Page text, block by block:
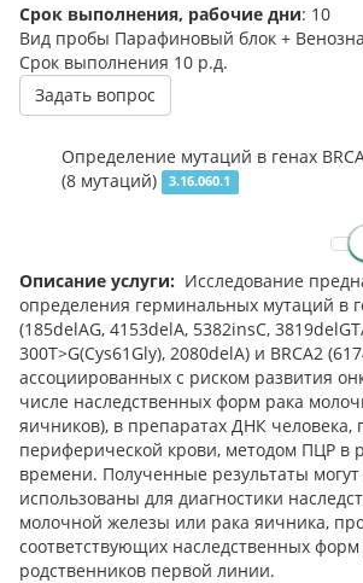
Срок выполнения, рабочие дни: 10
Вид пробы Парафиновый блок +
Срок выполнения 10 р.д.
Задать вопрос
Определение мутаций в генах
(8 мутаций)
3.16.060.1
Описание услуги: Исследование
определения герминальных мутаций в
(185delAG, 4153delA, 5382insC,
300T>G(Cys61Gly), 2080delA) и BRCA2
ассоциированных с риском развития
числе наследственных форм рака
яичников), в препаратах ДНК человека,
периферической крови, методом ПЦР в
времени. Полученные результаты
использованы для диагностики
молочной железы или рака яичника,
соответствующих наследственных форм
родственников первой линии.